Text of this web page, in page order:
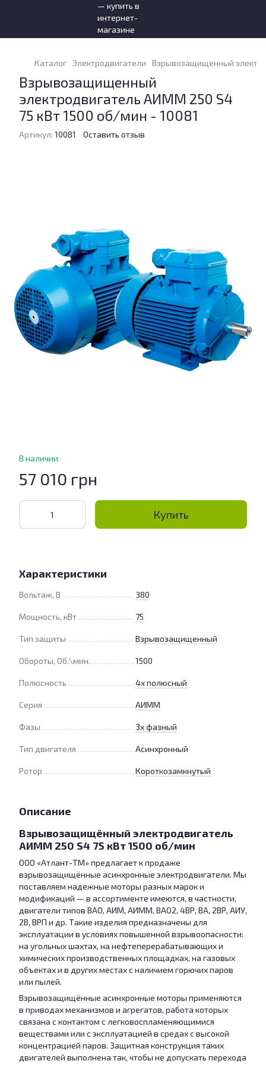
Каталог Электродвигатели Взрывозащищенный
Взрывозащищенный
электродвигатель АИММ 250 S4
75 кВт 1500 об/мин - 10081
Артикул: 10081 Оставить отзыв
В наличии
57 010 грн
Купить
Характеристики
Вольтаж, В 380
Мощность, кВт 75
Тип защиты Взрывозащищенный
Обороты, Об.\мин. 1500
Полюсность 4х полюсный
Серия АИММ
Фазы 3х фазный
Тип двигателя Асинхронный
Ротор Короткозамкнутый
Описание
Взрывозащищённый электродвигатель
АИММ 250 S4 75 кВт 1500 об/мин
ООО «Атлант-ТМ» предлагает к продаже
взрывозащищённые асинхронные электродвигатели. Мы
поставляем надежные моторы разных марок и
модификаций — в ассортименте имеются, в частности,
двигатели типов ВАО, АИМ, АИММ, ВАО2, 4ВР, ВА, 2ВР, АИУ,
2В, ВРП и др. Такие изделия предназначены для
эксплуатации в условиях повышенной взрывоопасности:
на угольных шахтах, на нефтеперерабатывающих и
химических производственных площадках, на газовых
объектах и в других местах с наличием горючих паров
или пылей.
Взрывозащищённые асинхронные моторы применяются
в приводах механизмов и агрегатов, работа которых
связана с контактом с легковоспламеняющимися
веществами или с эксплуатацией в средах с высокой
концентрацией паров. Защитная конструкция таких
двигателей выполнена так, чтобы не допускать перехода